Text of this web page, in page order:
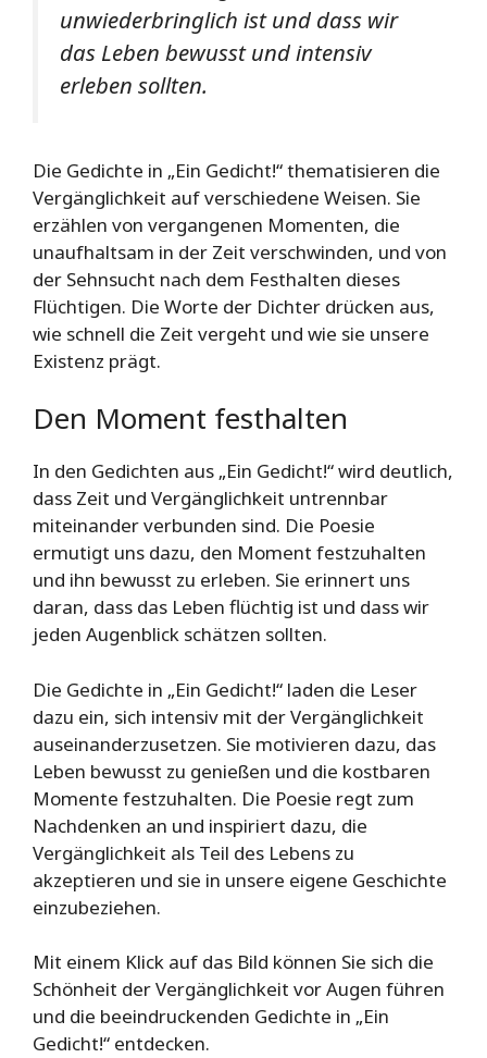
unwiederbringlich ist und dass wir
das Leben bewusst und intensiv
erleben sollten.
Die Gedichte in „Ein Gedicht!“ thematisieren die
Vergänglichkeit auf verschiedene Weisen. Sie
erzählen von vergangenen Momenten, die
unaufhaltsam in der Zeit verschwinden, und von
der Sehnsucht nach dem Festhalten dieses
Flüchtigen. Die Worte der Dichter drücken aus,
wie schnell die Zeit vergeht und wie sie unsere
Existenz prägt.
Den Moment festhalten
In den Gedichten aus „Ein Gedicht!“ wird deutlich,
dass Zeit und Vergänglichkeit untrennbar
miteinander verbunden sind. Die Poesie
ermutigt uns dazu, den Moment festzuhalten
und ihn bewusst zu erleben. Sie erinnert uns
daran, dass das Leben flüchtig ist und dass wir
jeden Augenblick schätzen sollten.
Die Gedichte in „Ein Gedicht!“ laden die Leser
dazu ein, sich intensiv mit der Vergänglichkeit
auseinanderzusetzen. Sie motivieren dazu, das
Leben bewusst zu genießen und die kostbaren
Momente festzuhalten. Die Poesie regt zum
Nachdenken an und inspiriert dazu, die
Vergänglichkeit als Teil des Lebens zu
akzeptieren und sie in unsere eigene Geschichte
einzubeziehen.
Mit einem Klick auf das Bild können Sie sich die
Schönheit der Vergänglichkeit vor Augen führen
und die beeindruckenden Gedichte in „Ein
Gedicht!“ entdecken.